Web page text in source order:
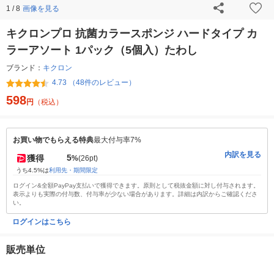
1 / 8 画像を見る
キクロンプロ 抗菌カラースポンジ ハードタイプ カ
ラーアソート 1パック（5個入）たわし
ブランド： キクロン
4.73 （48件のレビュー）
598円 （税込）
お買い物でもらえる特典最大付与率7%
獲得 5%(26pt)
うち4.5%は利用先・期間限定
内訳を見る
ログイン&全額PayPay支払いで獲得できます。原則として税抜金額に対し付与されます。
表示よりも実際の付与数、付与率が少ない場合があります。詳細は内訳からご確認くださ
い。
ログインはこちら
販売単位